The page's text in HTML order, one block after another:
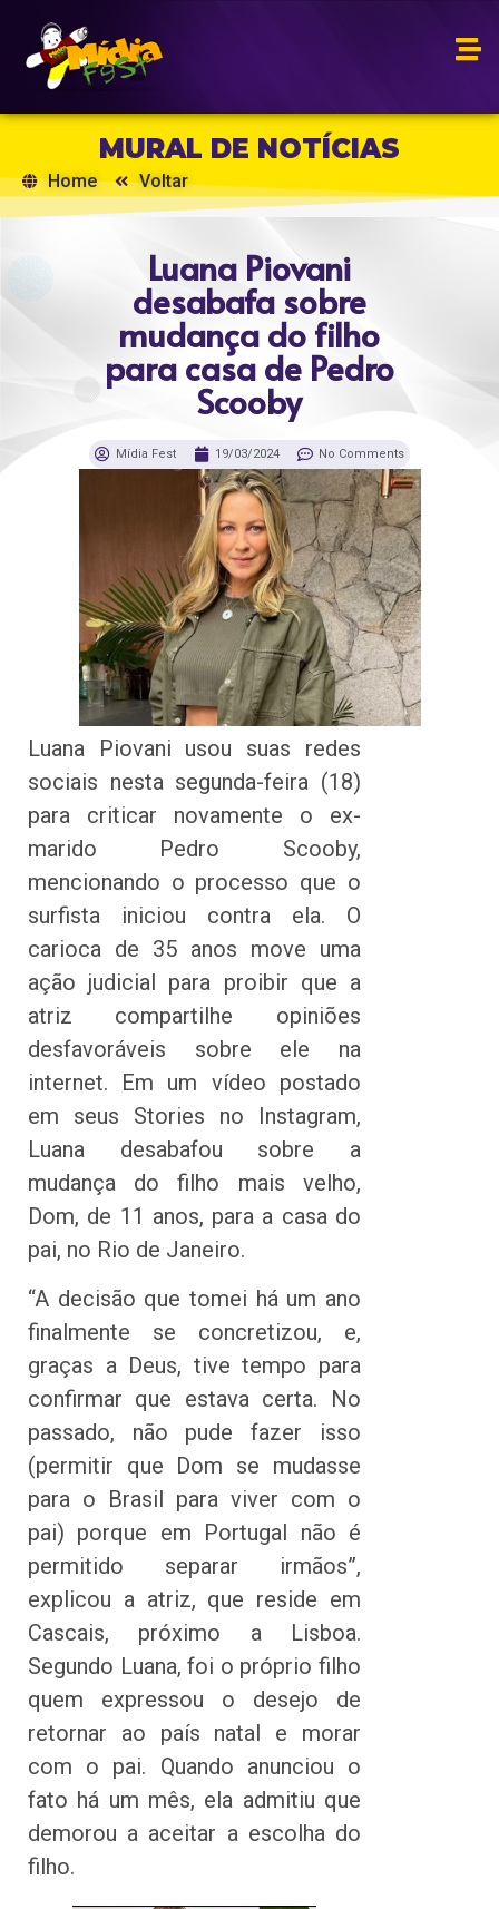
MURAL DE NOTÍCIAS
Home Voltar
Luana Piovani
desabafa sobre
mudança do filho
para casa de Pedro
Scooby
Mídia Fest 19/03/2024 No Comments
Luana Piovani usou suas redes
sociais nesta segunda-feira (18)
para criticar novamente o ex-
marido Pedro Scooby,
mencionando o processo que o
surfista iniciou contra ela. O
carioca de 35 anos move uma
ação judicial para proibir que a
atriz compartilhe opiniões
desfavoráveis sobre ele na
internet. Em um vídeo postado
em seus Stories no Instagram,
Luana desabafou sobre a
mudança do filho mais velho,
Dom, de 11 anos, para a casa do
pai, no Rio de Janeiro.
“A decisão que tomei há um ano
finalmente se concretizou, e,
graças a Deus, tive tempo para
confirmar que estava certa. No
passado, não pude fazer isso
(permitir que Dom se mudasse
para o Brasil para viver com o
pai) porque em Portugal não é
permitido separar irmãos”,
explicou a atriz, que reside em
Cascais, próximo a Lisboa.
Segundo Luana, foi o próprio filho
quem expressou o desejo de
retornar ao país natal e morar
com o pai. Quando anunciou o
fato há um mês, ela admitiu que
demorou a aceitar a escolha do
filho.